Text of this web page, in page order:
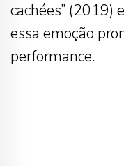
cachées” (2019)
essa emoção
performance.